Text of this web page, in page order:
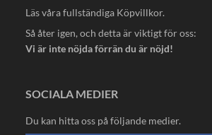
Läs våra fullständiga Köpvillkor.
Så åter igen, och detta är viktigt för oss:
Vi är inte nöjda förrän du är nöjd!
SOCIALA MEDIER
Du kan hitta oss på följande medier.